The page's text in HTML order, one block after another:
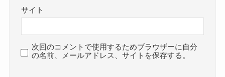
サイト
次回のコメントで使用するためブラウザーに自分
の名前、メールアドレス、サイトを保存する。